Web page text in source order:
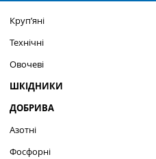
Круп’яні
Технічні
Овочеві
ШКІДНИКИ
ДОБРИВА
Азотні
Фосфорні